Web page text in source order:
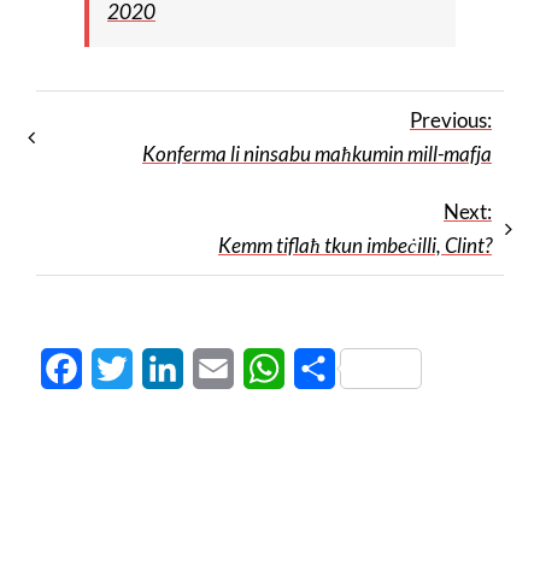
2020
Previous:
Konferma li ninsabu maħkumin mill-mafja
Next:
Kemm tiflaħ tkun imbeċilli, Clint?
FacebookTwitter LinkedInEmail WhatsApp
Share